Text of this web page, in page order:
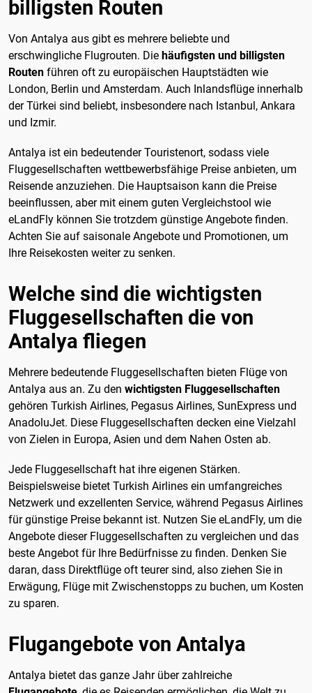
billigsten Routen
Von Antalya aus gibt es mehrere beliebte und
erschwingliche Flugrouten. Die häufigsten und billigsten
Routen führen oft zu europäischen Hauptstädten wie
London, Berlin und Amsterdam. Auch Inlandsflüge innerhalb
der Türkei sind beliebt, insbesondere nach Istanbul, Ankara
und Izmir.
Antalya ist ein bedeutender Touristenort, sodass viele
Fluggesellschaften wettbewerbsfähige Preise anbieten, um
Reisende anzuziehen. Die Hauptsaison kann die Preise
beeinflussen, aber mit einem guten Vergleichstool wie
eLandFly können Sie trotzdem günstige Angebote finden.
Achten Sie auf saisonale Angebote und Promotionen, um
Ihre Reisekosten weiter zu senken.
Welche sind die wichtigsten
Fluggesellschaften die von
Antalya fliegen
Mehrere bedeutende Fluggesellschaften bieten Flüge von
Antalya aus an. Zu den wichtigsten Fluggesellschaften
gehören Turkish Airlines, Pegasus Airlines, SunExpress und
AnadoluJet. Diese Fluggesellschaften decken eine Vielzahl
von Zielen in Europa, Asien und dem Nahen Osten ab.
Jede Fluggesellschaft hat ihre eigenen Stärken.
Beispielsweise bietet Turkish Airlines ein umfangreiches
Netzwerk und exzellenten Service, während Pegasus Airlines
für günstige Preise bekannt ist. Nutzen Sie eLandFly, um die
Angebote dieser Fluggesellschaften zu vergleichen und das
beste Angebot für Ihre Bedürfnisse zu finden. Denken Sie
daran, dass Direktflüge oft teurer sind, also ziehen Sie in
Erwägung, Flüge mit Zwischenstopps zu buchen, um Kosten
zu sparen.
Flugangebote von Antalya
Antalya bietet das ganze Jahr über zahlreiche